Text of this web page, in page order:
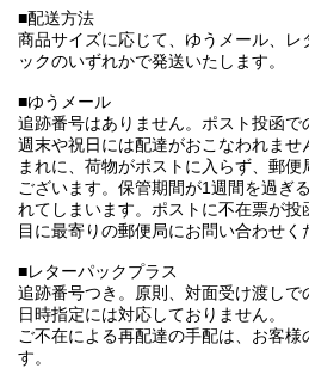
■配送方法
商品サイズに応じて、ゆうメール、
ックのいずれかで発送いたします。
■ゆうメール
追跡番号はありません。ポスト投函で
週末や祝日には配達がおこなわれませ
まれに、荷物がポストに入らず、郵
ございます。保管期間が1週間を過ぎ
れてしまいます。ポストに不在票が
目に最寄りの郵便局にお問い合わせく
■レターパックプラス
追跡番号つき。原則、対面受け渡しで
日時指定には対応しておりません。
ご不在による再配達の手配は、お客様
す。